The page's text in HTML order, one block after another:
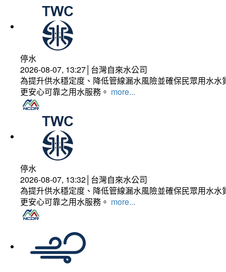
停水
2026-08-07, 13:27│台灣自來水公司
為提升供水穩定度、降低管線漏水風險並確保民眾用水
更安心可靠之用水服務。 more...
停水
2026-08-07, 13:32│台灣自來水公司
為提升供水穩定度、降低管線漏水風險並確保民眾用水
更安心可靠之用水服務。 more...